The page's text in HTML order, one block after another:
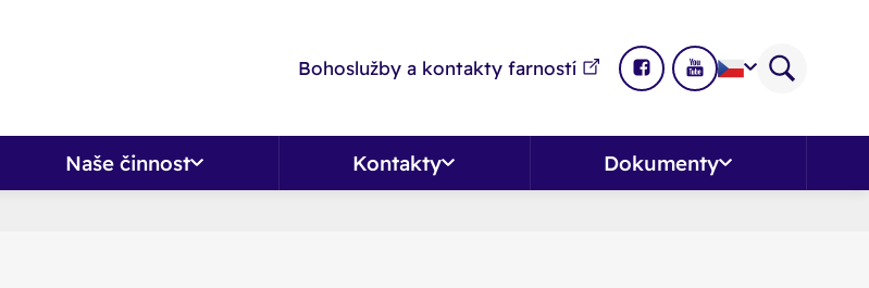
Naše činnost Kontakty Dokumenty
Bohoslužby a kontakty farností